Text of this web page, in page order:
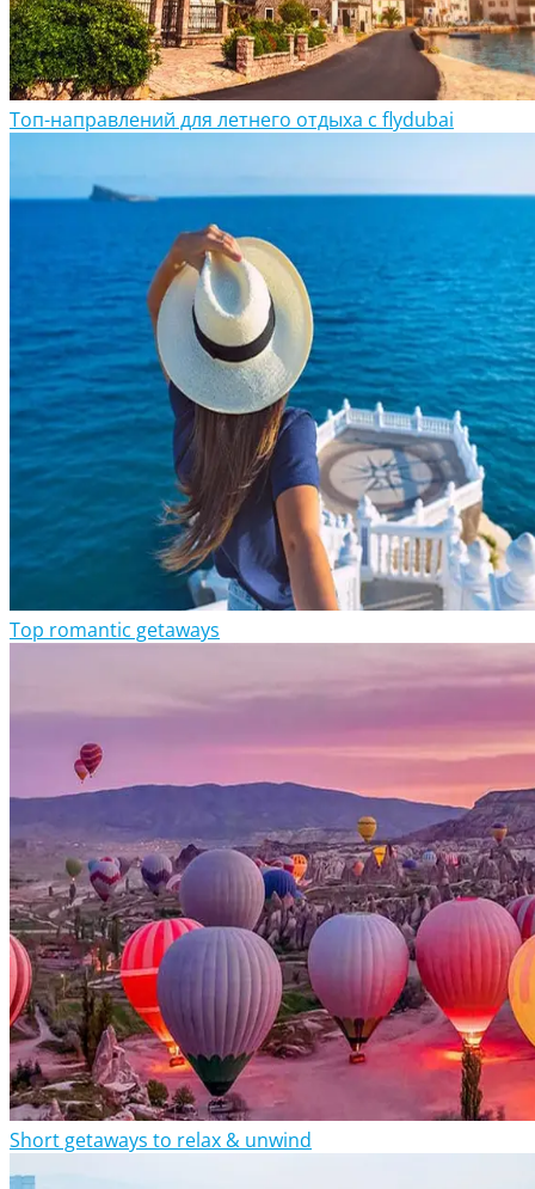
Топ-направлений для летнего отдыха с flydubai
Top romantic getaways
Short getaways to relax & unwind